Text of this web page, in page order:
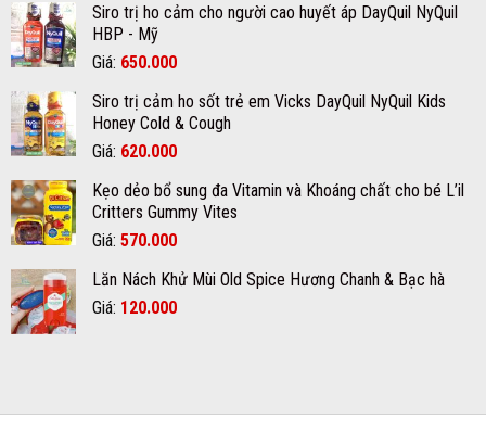
quận
nám
là:
420.000₫.
tại
390.000₫.
Siro trị ho cảm cho người cao huyết áp DayQuil NyQuil
HBP - Mỹ
Giá: Giá
là:
670.000₫.
650.000Giá
tại
là:
650.000₫.
Siro trị cảm ho sốt trẻ em Vicks DayQuil NyQuil Kids
Honey Cold & Cough
Giá: Giá
là:
700.000₫.
620.000Giá
tại
là:
620.000₫.
Kẹo dẻo bổ sung đa Vitamin và Khoáng chất cho bé L’il
Critters Gummy Vites
Giá: Giá
là:
600.000₫.
570.000Giá
tại
là:
Lăn Nách Khử Mùi Old Spice Hương Chanh & Bạc hà
Giá: Giá
120.000Giá